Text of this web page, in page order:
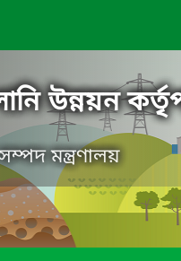
উন্নয়ন
মন্ত্রণালয়